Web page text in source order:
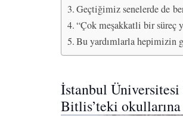
Geçtiğimiz senelerde de
“Çok meşakkatli bir süreç
Bu yardımlarla hepimizin
İstanbul
Bitlis’teki okullarına